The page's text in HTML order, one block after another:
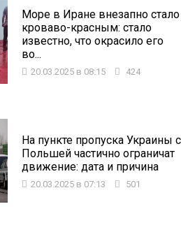
Море в Иране внезапно стало
кроваво-красным: стало
известно, что окрасило его
во...
20.03.2025 в 08:15 424
На пункте пропуска Украины с
Польшей частично ограничат
движение: дата и причина
20.03.2025 в 07:13 501